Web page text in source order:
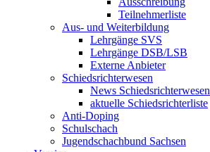
Teilnehmerliste
Aus- und Weiterbildung
Lehrgänge SVS
Lehrgänge DSB/LSB
Externe Anbieter
Schiedsrichterwesen
News Schiedsrichterwesen
aktuelle Schiedsrichterliste
Anti-Doping
Schulschach
Jugendschachbund Sachsen